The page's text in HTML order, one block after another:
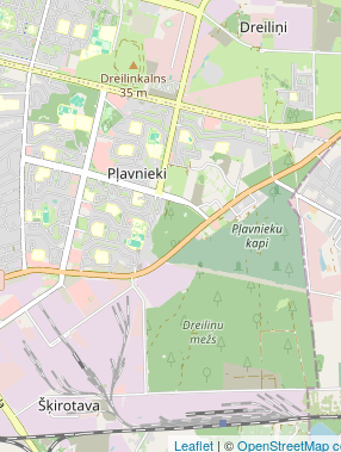
Leaflet| ©OpenStreetMap